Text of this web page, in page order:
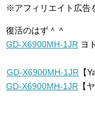
※アフィリエイト広告
復活のはず＾＾
GD-X6900MH-1JR ヨ
GD-X6900MH-1JR 【
GD-X6900MH-1JR 【